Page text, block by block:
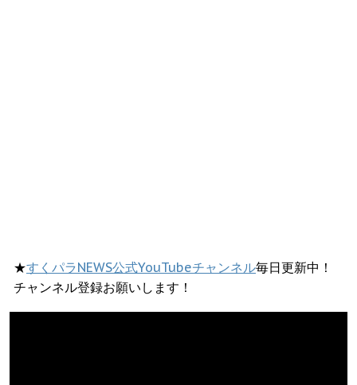
★すくパラNEWS公式YouTubeチャンネル毎日更新中！
チャンネル登録お願いします！